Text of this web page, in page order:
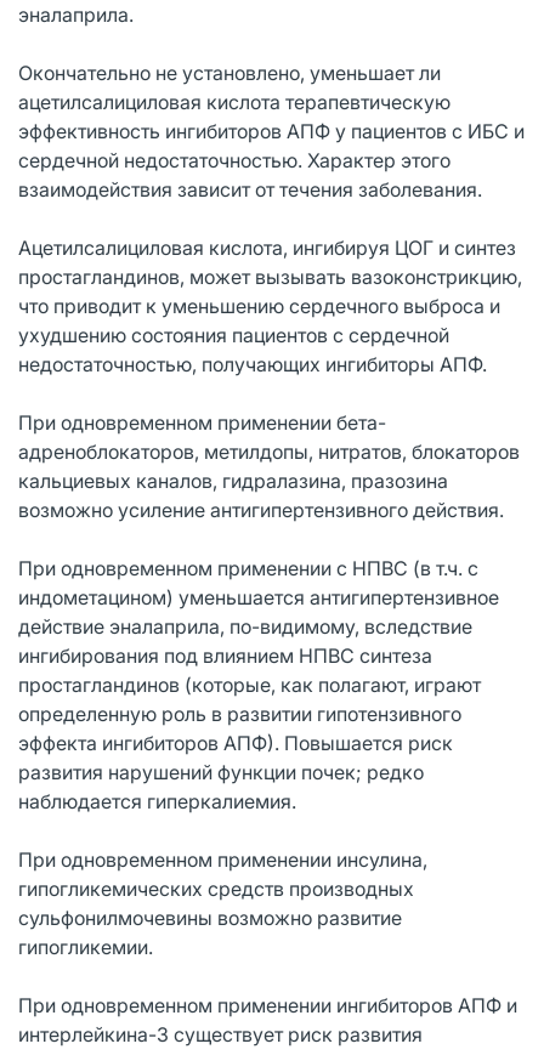
эналаприла.
Окончательно не установлено, уменьшает ли
ацетилсалициловая кислота терапевтическую
эффективность ингибиторов АПФ у пациентов с ИБС и
сердечной недостаточностью. Характер этого
взаимодействия зависит от течения заболевания.
Ацетилсалициловая кислота, ингибируя ЦОГ и синтез
простагландинов, может вызывать вазоконстрикцию,
что приводит к уменьшению сердечного выброса и
ухудшению состояния пациентов с сердечной
недостаточностью, получающих ингибиторы АПФ.
При одновременном применении бета-
адреноблокаторов, метилдопы, нитратов, блокаторов
кальциевых каналов, гидралазина, празозина
возможно усиление антигипертензивного действия.
При одновременном применении с НПВС (в т.ч. с
индометацином) уменьшается антигипертензивное
действие эналаприла, по-видимому, вследствие
ингибирования под влиянием НПВС синтеза
простагландинов (которые, как полагают, играют
определенную роль в развитии гипотензивного
эффекта ингибиторов АПФ). Повышается риск
развития нарушений функции почек; редко
наблюдается гиперкалиемия.
При одновременном применении инсулина,
гипогликемических средств производных
сульфонилмочевины возможно развитие
гипогликемии.
При одновременном применении ингибиторов АПФ и
интерлейкина-3 существует риск развития